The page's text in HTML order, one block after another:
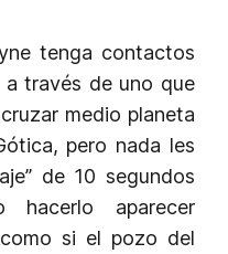
tenga contactos
través de uno que
medio planeta
pero nada les
de 10 segundos
aparecer
si el pozo del